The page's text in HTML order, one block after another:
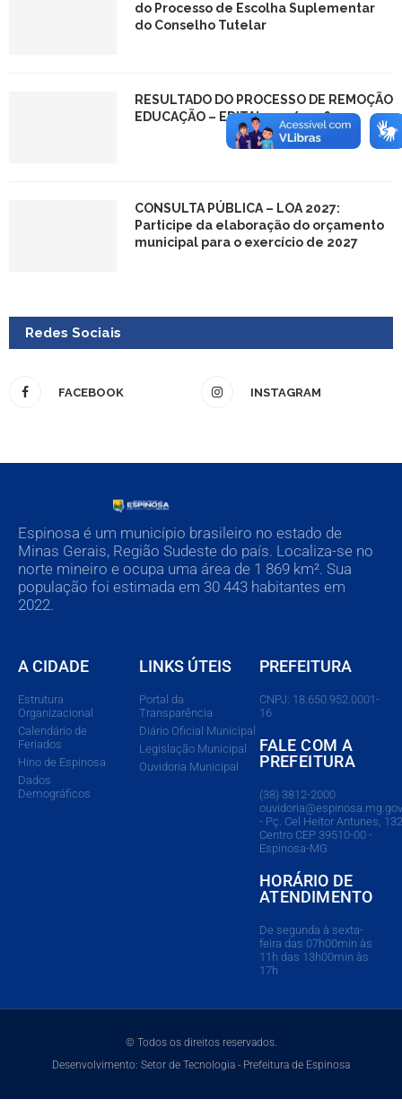
do Processo de Escolha Suplementar
do Conselho Tutelar
RESULTADO DO PROCESSO DE REMOÇÃO
EDUCAÇÃO – EDITAL 001/2026
CONSULTA PÚBLICA – LOA 2027:
Participe da elaboração do orçamento
municipal para o exercício de 2027
Redes Sociais
FACEBOOK INSTAGRAM
Espinosa é um município brasileiro no estado de
Minas Gerais, Região Sudeste do país. Localiza-se no
norte mineiro e ocupa uma área de 1 869 km². Sua
população foi estimada em 30 443 habitantes em
2022.
A CIDADE
Estrutura
Organizacional
Calendário de
Feriados
Hino de Espinosa
Dados
Demográficos
LINKS ÚTEIS
Portal da
Transparência
Diário Oficial Municipal
Legislação Municipal
Ouvidoria Municipal
PREFEITURA
CNPJ: 18.650.952.0001-
16
FALE COM A
PREFEITURA
(38) 3812-2000
- Pç. Cel Heitor Antunes,
Centro CEP 39510-00 -
Espinosa-MG
HORÁRIO DE
ATENDIMENTO
De segunda à sexta-
feira das 07h00min às
11h das 13h00min às
17h
© Todos os direitos reservados.
Desenvolvimento: Setor de Tecnologia - Prefeitura de Espinosa